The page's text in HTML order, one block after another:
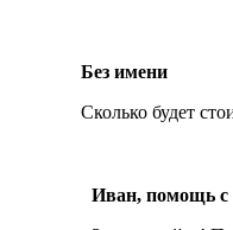
Без имени
Сколько будет
Иван, помощь с